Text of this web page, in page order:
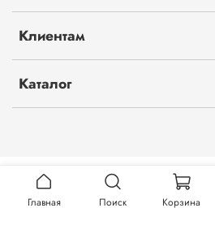
Клиентам
Каталог
Главная Поиск Корзина